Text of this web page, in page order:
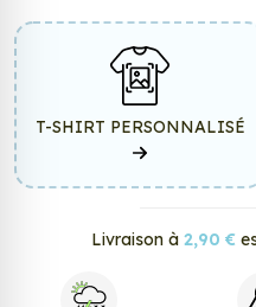
T-SHIRT PERSONNALISÉ
Livraison à 2,90 €